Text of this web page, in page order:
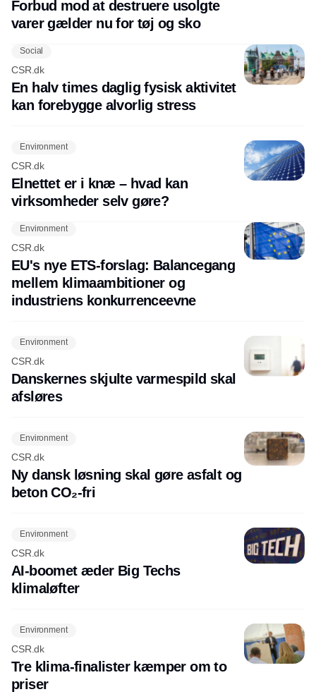
Forbud mod at destruere usolgte
varer gælder nu for tøj og sko
Social
CSR.dk
En halv times daglig fysisk aktivitet
kan forebygge alvorlig stress
Environment
CSR.dk
Elnettet er i knæ – hvad kan
virksomheder selv gøre?
Environment
CSR.dk
EU's nye ETS-forslag: Balancegang
mellem klimaambitioner og
industriens konkurrenceevne
Environment
CSR.dk
Danskernes skjulte varmespild skal
afsløres
Environment
CSR.dk
Ny dansk løsning skal gøre asfalt og
beton CO₂-fri
Environment
CSR.dk
AI-boomet æder Big Techs
klimaløfter
Environment
CSR.dk
Tre klima-finalister kæmper om to
priser